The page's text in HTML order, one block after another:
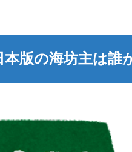
版の海坊主は誰